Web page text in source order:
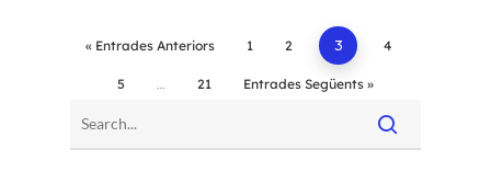
« Entrades Anteriors 1 2 3 4
5 … 21 Entrades Següents »